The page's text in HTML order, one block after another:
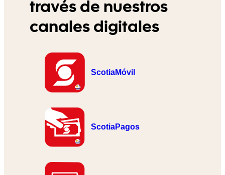
través de nuestros
canales digitales
ScotiaMóvil
ScotiaPagos